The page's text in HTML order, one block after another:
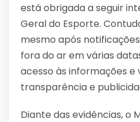
está obrigada a seguir
Geral do Esporte.
mesmo após
fora do ar em várias
acesso às informações
transparência e
Diante das evidências, o